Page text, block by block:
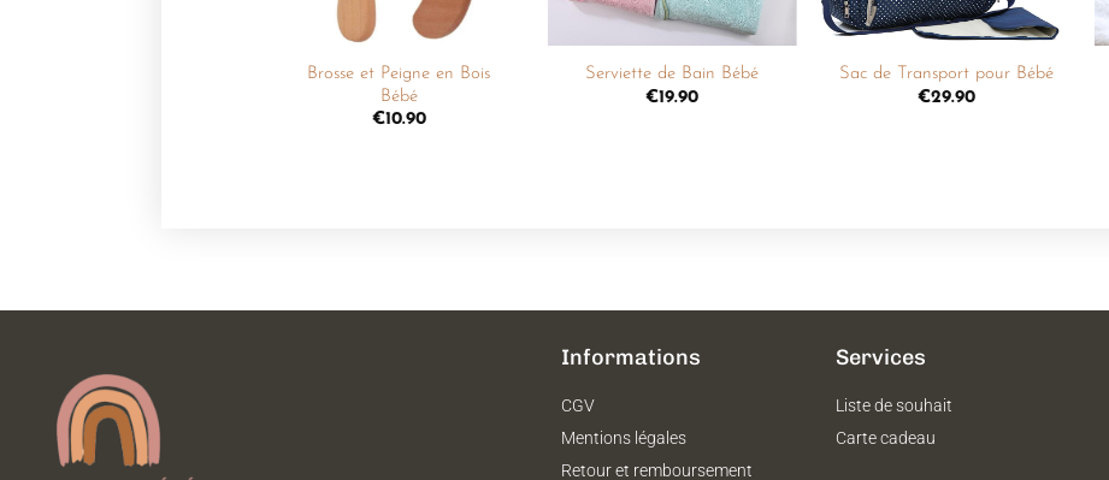
Brosse et Peigne en Bois
Bébé
€10.90
Serviette de Bain Bébé
€19.90
+
Sac de Transport pour Bébé
€29.90
Informations
CGV
Mentions légales
Retour et remboursement
Services
Liste de souhait
Carte cadeau